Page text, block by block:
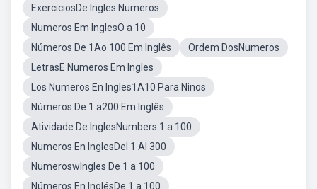
ExerciciosDe Ingles Numeros
Numeros Em InglesO a 10
Números De 1Ao 100 Em Inglês
Ordem DosNumeros
LetrasE Numeros Em Ingles
Los Numeros En Ingles1A10 Para Ninos
Números De 1 a200 Em Inglês
Atividade De InglesNumbers 1 a 100
Numeros En InglesDel 1 Al 300
NumeroswIngles De 1 a 100
Números En InglésDe 1 a 100